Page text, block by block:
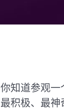
你知道参观一
最积极、最神